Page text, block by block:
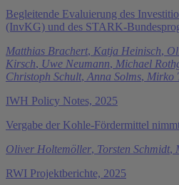
Begleitende Evaluierung des
(InvKG) und des STARK-
Matthias Brachert, Katja Heinisch,
Kirsch, Uwe Neumann, Michael
Christoph Schult, Anna Solms, Mirko
IWH Policy Notes, 2025
Vergabe der Kohle-Fördermittel
Oliver Holtemöller, Torsten Schmidt,
RWI Projektberichte, 2025